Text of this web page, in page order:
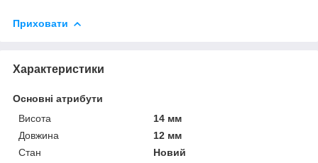
Приховати
Характеристики
Основні атрибути
Висота
14 мм
Довжина
12 мм
Стан
Новий